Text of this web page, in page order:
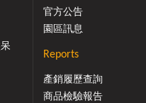
官方公告
園區訊息
Reports
產銷履歷查詢
商品檢驗報告